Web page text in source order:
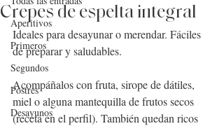
Aperitivos
Primeros
Segundos
Postres
Desayunos
Crepes de espelta integral
Ideales para desayunar o merendar. Fáciles
de preparar y saludables.
Acompáñalos con fruta, sirope de dátiles,
miel o alguna mantequilla de frutos secos
(receta en el perfil). También quedan ricos